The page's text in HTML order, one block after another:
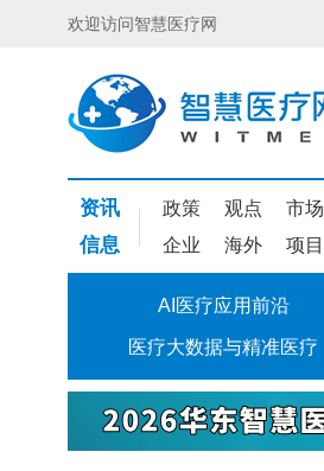
欢迎访问智慧医疗网
资讯 政策 观点 市场
信息 企业 海外 项目
AI医疗应用前沿
医疗大数据与精准医疗